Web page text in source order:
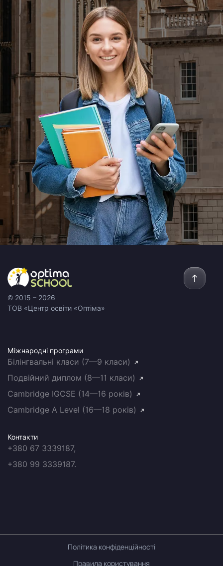
© 2015 – 2026
ТОВ «Центр освіти «Оптіма»
Міжнародні програми
Білінгвальні класи (7—9 класи)
Подвійний диплом (8—11 класи)
Cambridge IGCSE (14—16 років)
Cambridge A Level (16—18 років)
Контакти
+380 67 3339187,
+380 99 3339187.
Політика конфіденційності
Правила користування